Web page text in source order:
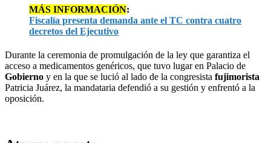
MÁS INFORMACIÓN:
Fiscalía presenta demanda ante el TC contra cuatro
decretos del Ejecutivo
Durante la ceremonia de promulgación de la ley que garantiza el
acceso a medicamentos genéricos, que tuvo lugar en Palacio de
Gobierno y en la que se lució al lado de la congresista fujimorista
Patricia Juárez, la mandataria defendió a su gestión y enfrentó a la
oposición.